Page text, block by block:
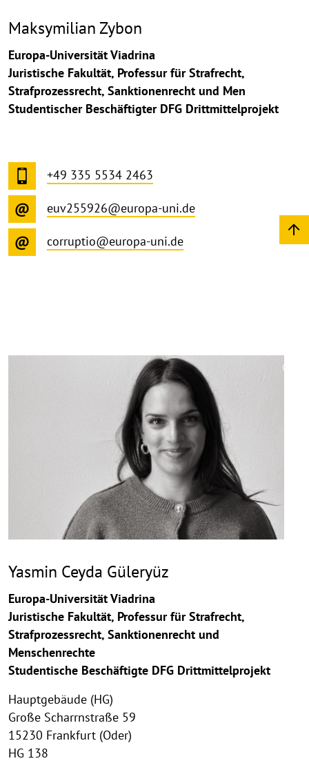
Maksymilian Zybon
Europa-Universität Viadrina
Juristische Fakultät, Professur für Strafrecht,
Strafprozessrecht, Sanktionenrecht und Men
Studentischer Beschäftigter DFG Drittmittelprojekt
+49 335 5534 2463
euv255926@europa-uni.de
corruptio@europa-uni.de
©
Yasmin Ceyda Güleryüz
Europa-Universität Viadrina
Juristische Fakultät, Professur für Strafrecht,
Strafprozessrecht, Sanktionenrecht und
Menschenrechte
Studentische Beschäftigte DFG Drittmittelprojekt
Hauptgebäude (HG)
Große Scharrnstraße 59
15230 Frankfurt (Oder)
HG 138